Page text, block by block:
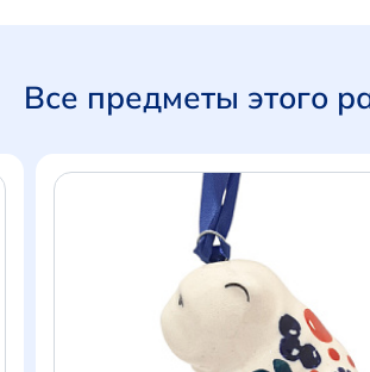
Все предметы этого